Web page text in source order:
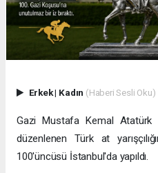
Erkek| Kadın (Haberi Sesli Oku)
Gazi Mustafa Kemal Atatürk
düzenlenen Türk at
100'üncüsü İstanbul'da yapıldı.